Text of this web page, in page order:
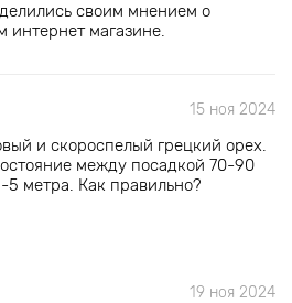
своим мнением о
интернет магазине.
15 ноя 2024
и скороспелый грецкий орех.
между посадкой 70-90
5 метра. Как правильно?
19 ноя 2024